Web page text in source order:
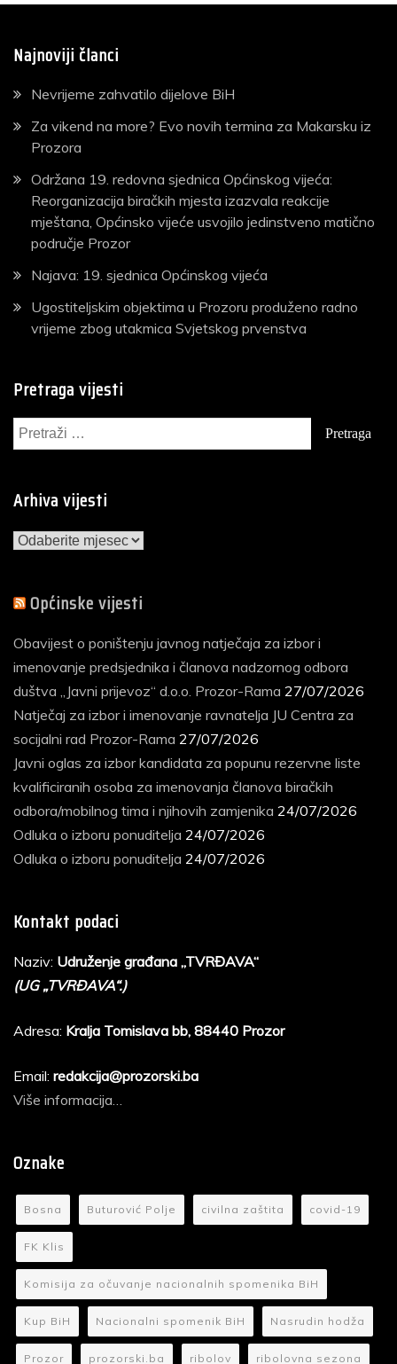
Najnoviji članci
Nevrijeme zahvatilo dijelove BiH
Za vikend na more? Evo novih termina za Makarsku iz
Prozora
Održana 19. redovna sjednica Općinskog vijeća:
Reorganizacija biračkih mjesta izazvala reakcije
mještana, Općinsko vijeće usvojilo jedinstveno matično
područje Prozor
Najava: 19. sjednica Općinskog vijeća
Ugostiteljskim objektima u Prozoru produženo radno
vrijeme zbog utakmica Svjetskog prvenstva
Pretraga vijesti
Pretraga:
Arhiva vijesti
Arhiva
Općinske vijesti
Obavijest o poništenju javnog natječaja za izbor i
imenovanje predsjednika i članova nadzornog odbora
duštva „Javni prijevoz“ d.o.o. Prozor-Rama 27/07/2026
Natječaj za izbor i imenovanje ravnatelja JU Centra za
socijalni rad Prozor-Rama 27/07/2026
Javni oglas za izbor kandidata za popunu rezervne liste
kvalificiranih osoba za imenovanja članova biračkih
odbora/mobilnog tima i njihovih zamjenika 24/07/2026
Odluka o izboru ponuditelja 24/07/2026
Odluka o izboru ponuditelja 24/07/2026
Kontakt podaci
Naziv: Udruženje građana „TVRĐAVA“
(UG „TVRĐAVA“.)
Adresa: Kralja Tomislava bb, 88440 Prozor
Email: redakcija@prozorski.ba
Više informacija…
Oznake
Bosna Buturović Polje civilna zaštita covid-19
FK Klis
Komisija za očuvanje nacionalnih spomenika BiH
Kup BiH Nacionalni spomenik BiH Nasrudin hodža
Prozor prozorski.ba ribolov ribolovna sezona